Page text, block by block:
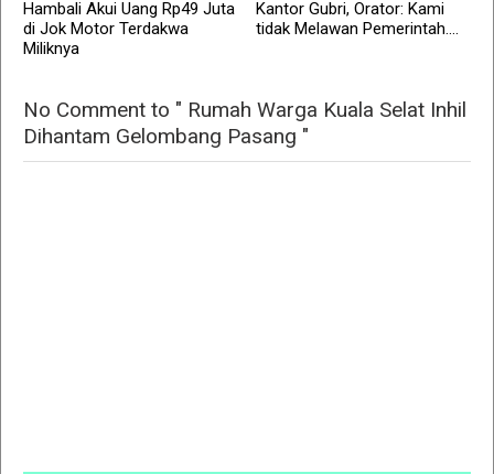
Hambali Akui Uang Rp49 Juta
di Jok Motor Terdakwa
Miliknya
Kantor Gubri, Orator: Kami
tidak Melawan Pemerintah....
No Comment to " Rumah Warga Kuala Selat Inhil
Dihantam Gelombang Pasang "